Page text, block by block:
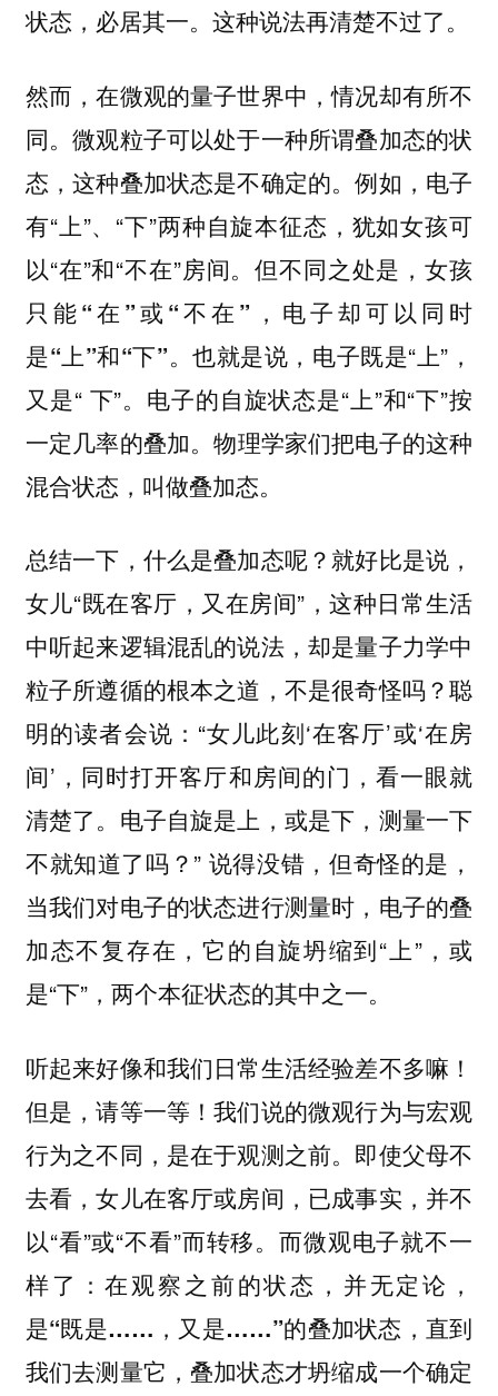
状态，必居其一。这种说法再清楚不过了。
然而，在微观的量子世界中，情况却有所不
同。微观粒子可以处于一种所谓叠加态的状
态，这种叠加状态是不确定的。例如，电子
有“上”、“下”两种自旋本征态，犹如女孩可
以“在”和“不在”房间。但不同之处是，女孩
只能“在”或“不在”，电子却可以同时
是“上”和“下”。也就是说，电子既是“上”，
又是“ 下”。电子的自旋状态是“上”和“下”按
一定几率的叠加。物理学家们把电子的这种
混合状态，叫做叠加态。
总结一下，什么是叠加态呢？就好比是说，
女儿“既在客厅，又在房间”，这种日常生活
中听起来逻辑混乱的说法，却是量子力学中
粒子所遵循的根本之道，不是很奇怪吗？聪
明的读者会说：“女儿此刻‘在客厅’或‘在房
间’，同时打开客厅和房间的门，看一眼就
清楚了。电子自旋是上，或是下，测量一下
不就知道了吗？” 说得没错，但奇怪的是，
当我们对电子的状态进行测量时，电子的叠
加态不复存在，它的自旋坍缩到“上”，或
是“下”，两个本征状态的其中之一。
听起来好像和我们日常生活经验差不多嘛！
但是，请等一等！我们说的微观行为与宏观
行为之不同，是在于观测之前。即使父母不
去看，女儿在客厅或房间，已成事实，并不
以“看”或“不看”而转移。而微观电子就不一
样了：在观察之前的状态，并无定论，
是“既是……，又是……”的叠加状态，直到
我们去测量它，叠加状态才坍缩成一个确定